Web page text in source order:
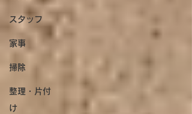
スタッフ
家事
掃除
整理・片付
け